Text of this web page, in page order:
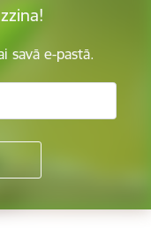
savā e-pastā.